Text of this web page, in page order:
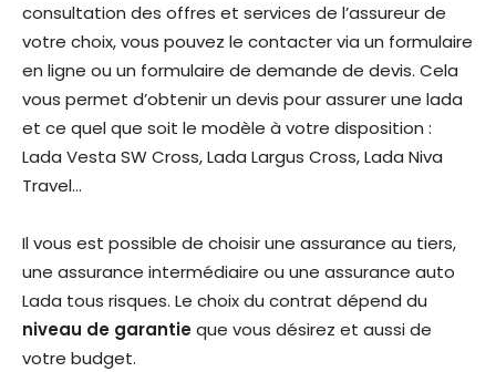
consultation des offres et services de l’assureur de
votre choix, vous pouvez le contacter via un formulaire
en ligne ou un formulaire de demande de devis. Cela
vous permet d’obtenir un devis pour assurer une lada
et ce quel que soit le modèle à votre disposition :
Lada Vesta SW Cross, Lada Largus Cross, Lada Niva
Travel…
Il vous est possible de choisir une assurance au tiers,
une assurance intermédiaire ou une assurance auto
Lada tous risques. Le choix du contrat dépend du
niveau de garantieque vous désirez et aussi de
votre budget.